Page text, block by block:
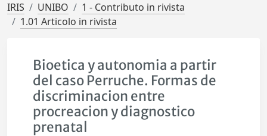
IRIS UNIBO
1 - Contributo in rivista
1.01 Articolo in rivista
Bioetica y autonomia a partir
del caso Perruche. Formas de
discriminacion entre
procreacion y diagnostico
prenatal